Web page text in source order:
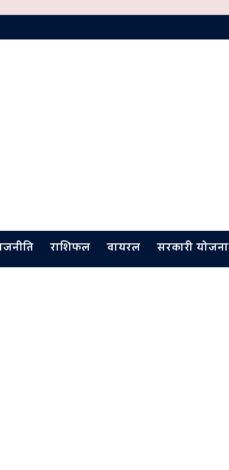
के खिलाफ डीसीपी धारणा यादव का युवाओं को संदेश
राशिफल वायरल सरकारी योजना